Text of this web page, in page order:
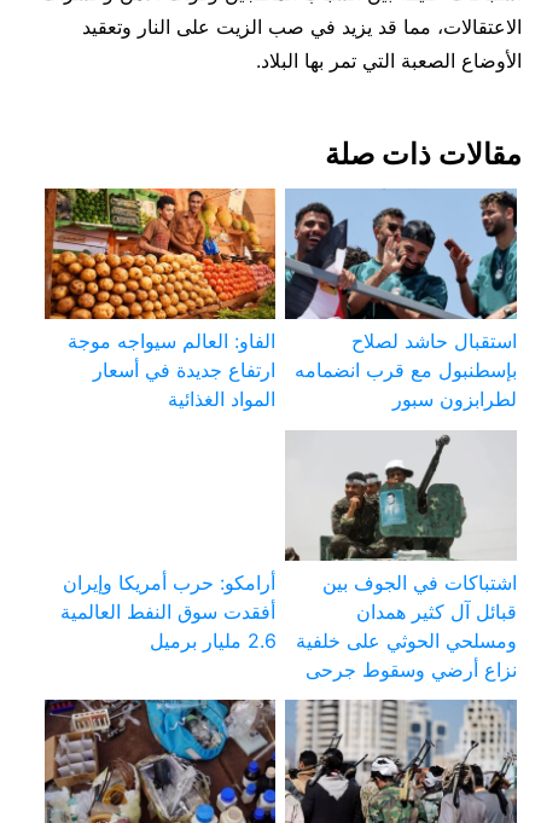
الاعتقالات، مما قد يزيد في صب الزيت على النار وتعقيد
الأوضاع الصعبة التي تمر بها البلاد.
مقالات ذات صلة
استقبال حاشد لصلاح
بإسطنبول مع قرب انضمامه
لطرابزون سبور
الفاو: العالم سيواجه موجة
ارتفاع جديدة في أسعار
المواد الغذائية
اشتباكات في الجوف بين
قبائل آل كثير همدان
ومسلحي الحوثي على خلفية
نزاع أرضي وسقوط جرحى
أرامكو: حرب أمريكا وإيران
أفقدت سوق النفط العالمية
2.6 مليار برميل